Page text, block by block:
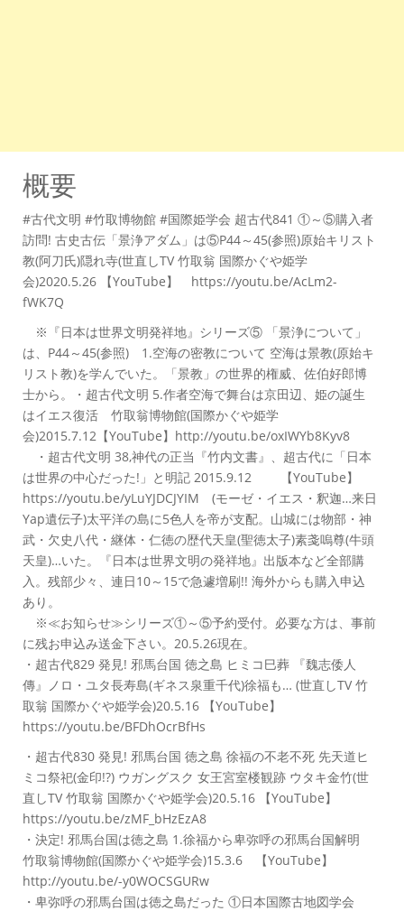
概要
#古代文明 #竹取博物館 #国際姫学会 超古代841 ①～⑤購入者
訪問! 古史古伝「景浄アダム」は⑤P44～45(参照)原始キリスト
教(阿刀氏)隠れ寺(世直しTV 竹取翁 国際かぐや姫学
会)2020.5.26 【YouTube】 https://youtu.be/AcLm2-
fWK7Q
※『日本は世界文明発祥地』シリーズ⑤ 「景浄について」
は、P44～45(参照) 1.空海の密教について 空海は景教(原始キ
リスト教)を学んでいた。「景教」の世界的権威、佐伯好郎博
士から。・超古代文明 5.作者空海で舞台は京田辺、姫の誕生
はイエス復活 竹取翁博物館(国際かぐや姫学
会)2015.7.12【YouTube】http://youtu.be/oxIWYb8Kyv8
・超古代文明 38,神代の正当『竹内文書』、超古代に「日本
は世界の中心だった!」と明記 2015.9.12 【YouTube】
https://youtu.be/yLuYJDCJYIM (モーゼ・イエス・釈迦…来日
Yap遺伝子)太平洋の島に5色人を帝が支配。山城には物部・神
武・欠史八代・継体・仁徳の歴代天皇(聖徳太子)素戔嗚尊(牛頭
天皇)…いた。『日本は世界文明の発祥地』出版本など全部購
入。残部少々、連日10～15で急遽増刷!! 海外からも購入申込
あり。
※≪お知らせ≫シリーズ①～⑤予約受付。必要な方は、事前
に残お申込み送金下さい。20.5.26現在。
・超古代829 発見! 邪馬台国 徳之島 ヒミコ巳葬 『魏志倭人
傳』ノロ・ユタ長寿島(ギネス泉重千代)徐福も… (世直しTV 竹
取翁 国際かぐや姫学会)20.5.16 【YouTube】
https://youtu.be/BFDhOcrBfHs
・超古代830 発見! 邪馬台国 徳之島 徐福の不老不死 先天道ヒ
ミコ祭祀(金印!?) ウガングスク 女王宮室楼観跡 ウタキ金竹(世
直しTV 竹取翁 国際かぐや姫学会)20.5.16 【YouTube】
https://youtu.be/zMF_bHzEzA8
・決定! 邪馬台国は徳之島 1.徐福から卑弥呼の邪馬台国解明
竹取翁博物館(国際かぐや姫学会)15.3.6 【YouTube】
http://youtu.be/-y0WOCSGURw
・卑弥呼の邪馬台国は徳之島だった ①日本国際古地図学会